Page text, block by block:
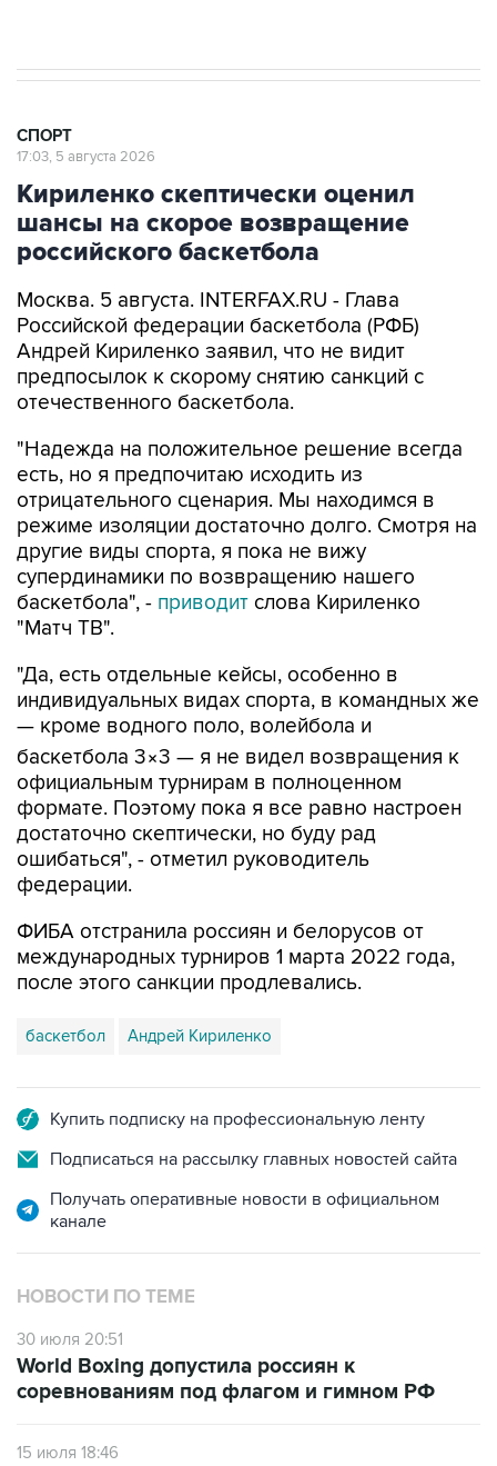
СПОРТ
17:03, 5 августа 2026
Кириленко скептически оценил
шансы на скорое возвращение
российского баскетбола
Москва. 5 августа. INTERFAX.RU - Глава
Российской федерации баскетбола (РФБ)
Андрей Кириленко заявил, что не видит
предпосылок к скорому снятию санкций с
отечественного баскетбола.
"Надежда на положительное решение всегда
есть, но я предпочитаю исходить из
отрицательного сценария. Мы находимся в
режиме изоляции достаточно долго. Смотря на
другие виды спорта, я пока не вижу
супердинамики по возвращению нашего
баскетбола", - приводит слова Кириленко
"Матч ТВ".
"Да, есть отдельные кейсы, особенно в
индивидуальных видах спорта, в командных же
— кроме водного поло, волейбола и
баскетбола 3×3 — я не видел возвращения к
официальным турнирам в полноценном
формате. Поэтому пока я все равно настроен
достаточно скептически, но буду рад
ошибаться", - отметил руководитель
федерации.
ФИБА отстранила россиян и белорусов от
международных турниров 1 марта 2022 года,
после этого санкции продлевались.
баскетбол Андрей Кириленко
Купить подписку на профессиональную ленту
Подписаться на рассылку главных новостей сайта
Получать оперативные новости в официальном
канале
НОВОСТИ ПО ТЕМЕ
30 июля 20:51
World Boxing допустила россиян к
соревнованиям под флагом и гимном РФ
15 июля 18:46